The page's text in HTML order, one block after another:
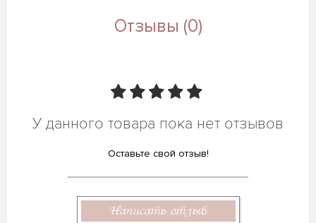
Отзывы (0)
У данного товара пока нет отзывов
Оставьте свой отзыв!
Написать отзыв